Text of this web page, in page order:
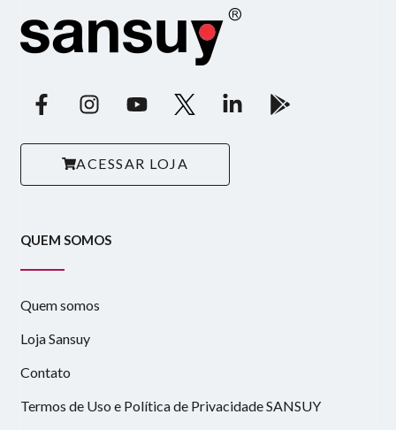
ACESSAR LOJA
QUEM SOMOS
Quem somos
Loja Sansuy
Contato
Termos de Uso e Política de Privacidade SANSUY